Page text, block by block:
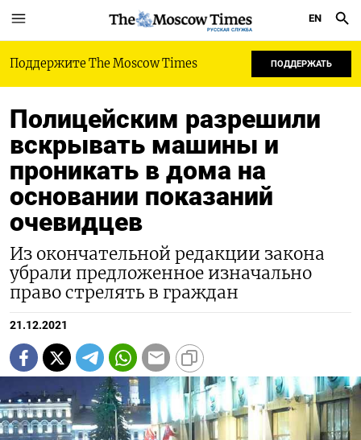
РУССКАЯ СЛУЖБА
EN
Поддержите The Moscow Times ПОДДЕРЖАТЬ
Полицейским разрешили
вскрывать машины и
проникать в дома на
основании показаний
очевидцев
Из окончательной редакции закона
убрали предложенное изначально
право стрелять в граждан
21.12.2021